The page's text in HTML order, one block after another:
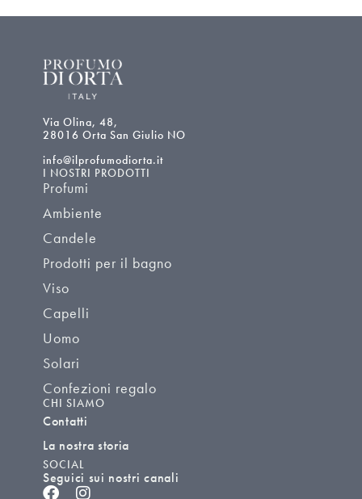
Via Olina, 48,
28016 Orta San Giulio NO
info@ilprofumodiorta.it
I NOSTRI PRODOTTI
Profumi
Ambiente
Candele
Prodotti per il bagno
Viso
Capelli
Uomo
Solari
Confezioni regalo
CHI SIAMO
Contatti
La nostra storia
SOCIAL
Seguici sui nostri canali